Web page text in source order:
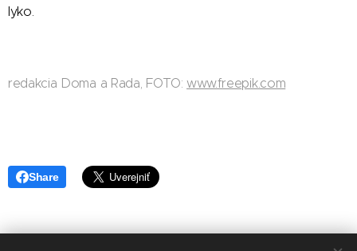
lyko.
redakcia Doma a Rada, FOTO:www.freepik.com
Share